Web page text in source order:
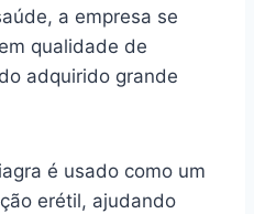
a empresa se
qualidade de
adquirido grande
é usado como um
erétil, ajudando